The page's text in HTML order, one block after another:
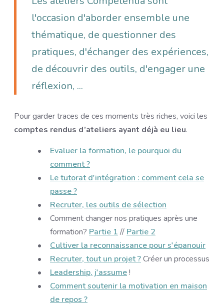
l'occasion d'aborder ensemble une
thématique, de questionner des
pratiques, d'échanger des expériences,
de découvrir des outils, d'engager une
réflexion, ...
Pour garder traces de ces moments très riches, voici les
comptes rendus d’ateliers ayant déjà eu lieu.
Evaluer la formation, le pourquoi du
comment ?
Le tutorat d'intégration : comment cela se
passe ?
Recruter, les outils de sélection
Comment changer nos pratiques après une
formation? Partie 1 // Partie 2
Cultiver la reconnaissance pour s'épanouir
Recruter, tout un projet ?Créer un processus
Leadership, j'assume!
Comment soutenir la motivation en maison
de repos ?